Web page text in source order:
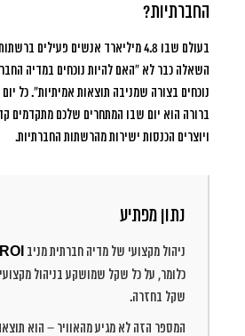
החברתיות?
בעולם שבו 4.8 מיליארד אנשים פעילים ברשתות החברתיות מדי יום
השאלה כבר לא “האם להיות נוכחים במדיה
נוכחים בצורה שמניבה תוצאות אמיתיות”. כל
ברורה הוא יום שבו המתחרים שלכם מתקדמים
ויוצרים הכנסות ישירות מהרשתות החברתיות.
נתון מפתיע
ניהול מקצועי של מדיה חברתית מניב ROI ממוצע של 4.8:1
שקל בחזרה.
המספר הזה לא מגיע מהאוויר – הוא